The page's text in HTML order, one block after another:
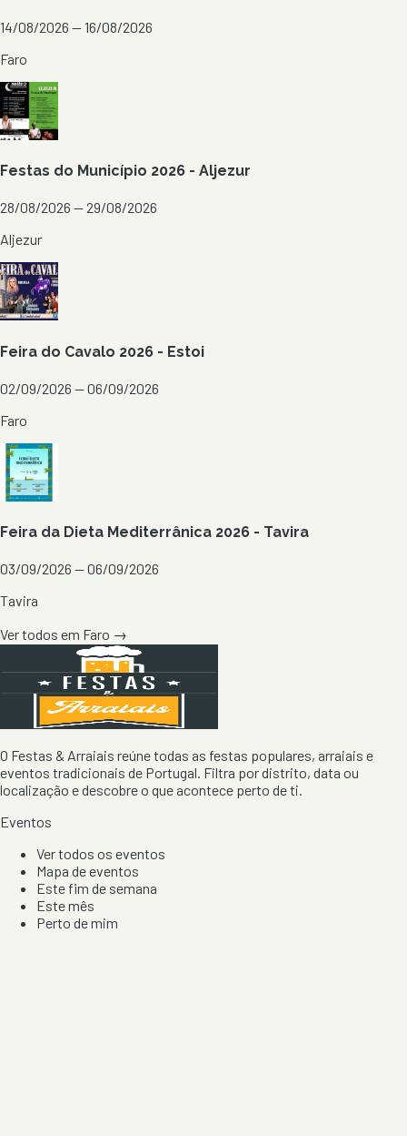
14/08/2026 — 16/08/2026
Faro
Festas do Município 2026 - Aljezur
28/08/2026 — 29/08/2026
Aljezur
Feira do Cavalo 2026 - Estoi
02/09/2026 — 06/09/2026
Faro
Feira da Dieta Mediterrânica 2026 - Tavira
03/09/2026 — 06/09/2026
Tavira
Ver todos em Faro →
O Festas & Arraiais reúne todas as festas populares, arraiais e
eventos tradicionais de Portugal. Filtra por distrito, data ou
localização e descobre o que acontece perto de ti.
Eventos
Ver todos os eventos
Mapa de eventos
Este fim de semana
Este mês
Perto de mim